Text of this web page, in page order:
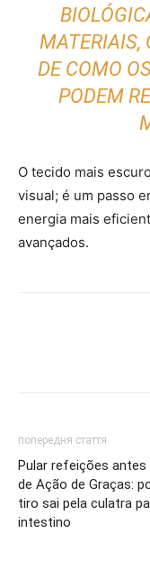
MATERIAIS,
DE COMO
PODEM
O tecido mais
visual; é um passo
energia mais
avançados.
попередня стаття
Pular refeições antes
de Ação de Graças:
tiro sai pela culatra
intestino